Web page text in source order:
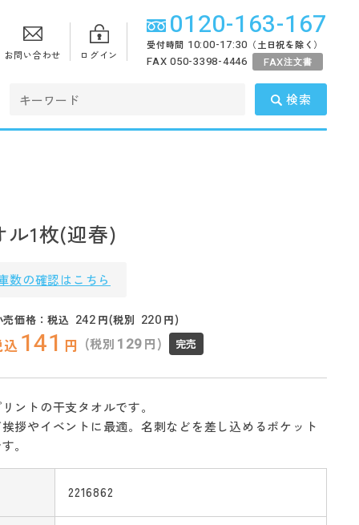
お問い合わせ ログイン
0120-163-167
受付時間 10:00-17:30 （土日祝を除く）
FAX 050-3398-4446 FAX注文書
検索
ル1枚(迎春)
数の確認はこちら
価格：税込 242 円(税別 220 円)
込 141 円 (税別 129円) 完売
ントの干支タオルです。
拶やイベントに最適。名刺などを差し込めるポケット
。
2216862